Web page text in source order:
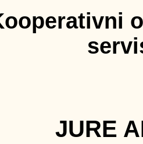
JURE